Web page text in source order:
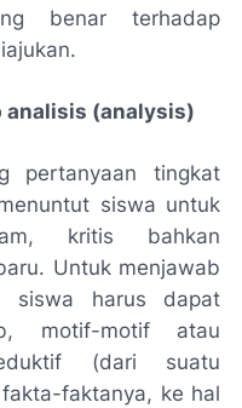
benar terhadap
analisis (analysis)
pertanyaan tingkat
siswa untuk
kritis bahkan
Untuk menjawab
siswa harus dapat
motif-motif atau
(dari suatu
faktanya, ke hal